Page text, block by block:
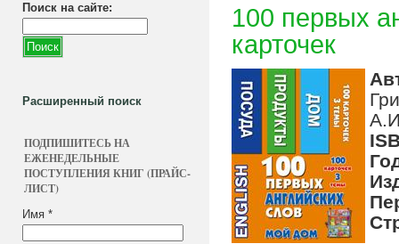
Поиск на сайте:
Расширенный поиск
ПОДПИШИТЕСЬ НА
ЕЖЕНЕДЕЛЬНЫЕ
ПОСТУПЛЕНИЯ КНИГ (ПРАЙС-
ЛИСТ)
Имя *
100 первых
карточек